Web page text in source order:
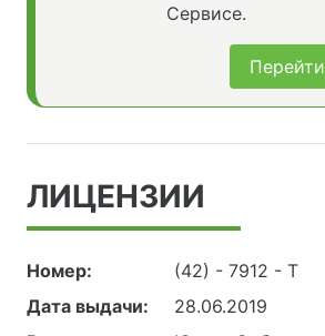
Сервисе.
Перейти
ЛИЦЕНЗИИ
Номер:
(42) - 7912 - Т
Дата выдачи:
28.06.2019